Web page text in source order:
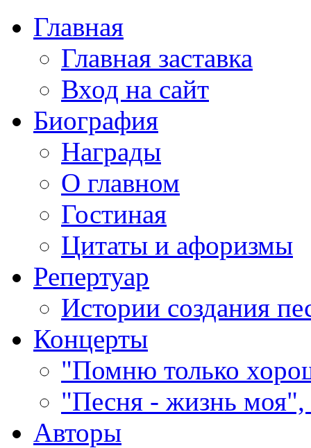
Главная
Главная заставка
Вход на сайт
Биография
Награды
О главном
Гостиная
Цитаты и афоризмы
Репертуар
Истории создания
Концерты
"Помню только
"Песня - жизнь моя",
Авторы